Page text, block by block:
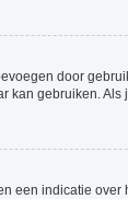
door
kan gebruiken.
een indicatie